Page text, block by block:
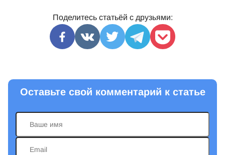
Поделитесь статьёй с друзьями:
Оставьте свой комментарий к статье